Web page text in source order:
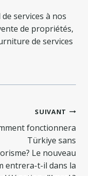
services à nos
de propriétés,
de services
SUIVANT
fonctionnera
Türkiye sans
Le nouveau
entrera-t-il dans la